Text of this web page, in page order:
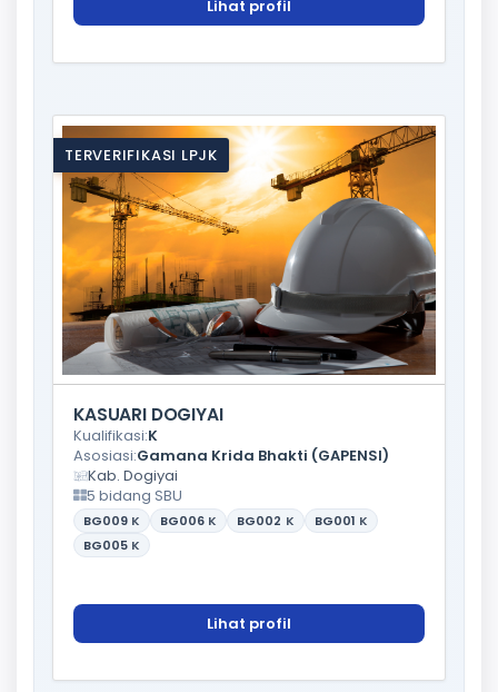
Lihat profil
TERVERIFIKASI LPJK
KASUARI DOGIYAI
Kualifikasi:K
Asosiasi:Gamana Krida Bhakti (GAPENSI)
Kab. Dogiyai
5 bidang SBU
BG009 K BG006 K BG002 K BG001 K
BG005 K
Lihat profil